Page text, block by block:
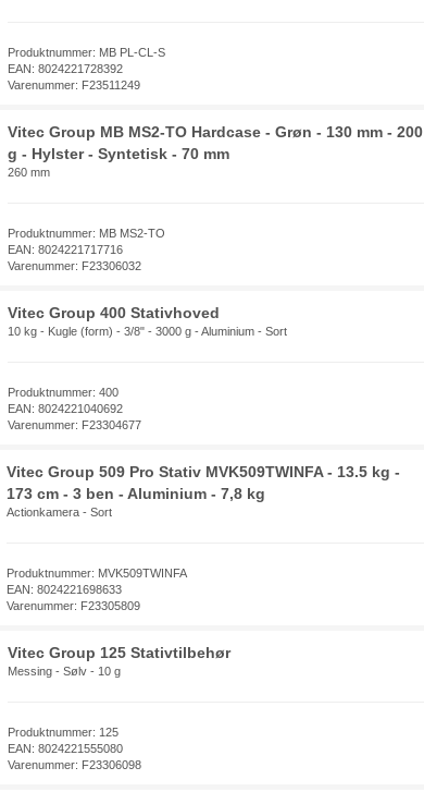
Produktnummer: MB PL-CL-S
EAN: 8024221728392
Varenummer: F23511249
Vitec Group MB MS2-TO Hardcase - Grøn - 130 mm - 200
g - Hylster - Syntetisk - 70 mm
260 mm
Produktnummer: MB MS2-TO
EAN: 8024221717716
Varenummer: F23306032
Vitec Group 400 Stativhoved
10 kg - Kugle (form) - 3/8" - 3000 g - Aluminium - Sort
Produktnummer: 400
EAN: 8024221040692
Varenummer: F23304677
Vitec Group 509 Pro Stativ MVK509TWINFA - 13.5 kg -
173 cm - 3 ben - Aluminium - 7,8 kg
Actionkamera - Sort
Produktnummer: MVK509TWINFA
EAN: 8024221698633
Varenummer: F23305809
Vitec Group 125 Stativtilbehør
Messing - Sølv - 10 g
Produktnummer: 125
EAN: 8024221555080
Varenummer: F23306098